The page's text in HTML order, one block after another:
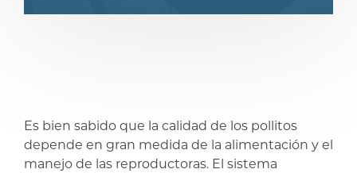
compartircompartir
Es bien sabido que la calidad de los pollitos
depende en gran medida de la alimentación y el
manejo de las reproductoras. El sistema